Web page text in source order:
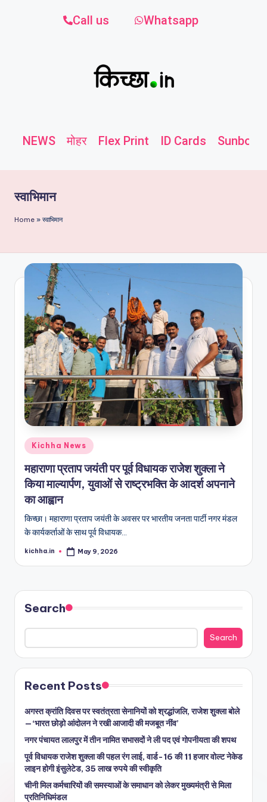
Call us Whatsapp
NEWS मोहर Flex Print ID Cards
स्वाभिमान
Home » स्वाभिमान
Kichha News
महाराणा प्रताप जयंती पर पूर्व विधायक राजेश शुक्ला ने
किया माल्यार्पण, युवाओं से राष्ट्रभक्ति के आदर्श अपनाने
का आह्वान
किच्छा। महाराणा प्रताप जयंती के अवसर पर भारतीय जनता पार्टी नगर मंडल
के कार्यकर्ताओं के साथ पूर्व विधायक…
kichha.in May 9, 2026
Search
Search
Recent Posts
अगस्त क्रांति दिवस पर स्वतंत्रता सेनानियों को श्रद्धांजलि, राजेश शुक्ला बोले
—‘भारत छोड़ो आंदोलन ने रखी आजादी की मजबूत नींव’
नगर पंचायत लालपुर में तीन नामित सभासदों ने ली पद एवं गोपनीयता की शपथ
पूर्व विधायक राजेश शुक्ला की पहल रंग लाई, वार्ड-16 की 11 हजार वोल्ट नेकेड
लाइन होगी इंसुलेटेड, 35 लाख रुपये की स्वीकृति
चीनी मिल कर्मचारियों की समस्याओं के समाधान को लेकर मुख्यमंत्री से मिला
प्रतिनिधिमंडल